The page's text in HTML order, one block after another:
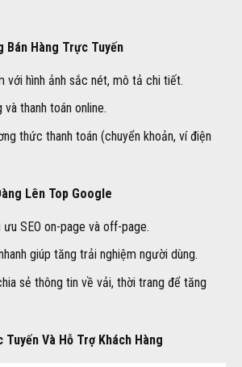
Bán Hàng Trực Tuyến
với hình ảnh sắc nét, mô tả chi tiết.
thanh toán online.
thức thanh toán (chuyển khoản, ví điện
Lên Top Google
SEO on-page và off-page.
giúp tăng trải nghiệm người dùng.
sẻ thông tin về vải, thời trang để tăng
Và Hỗ Trợ Khách Hàng